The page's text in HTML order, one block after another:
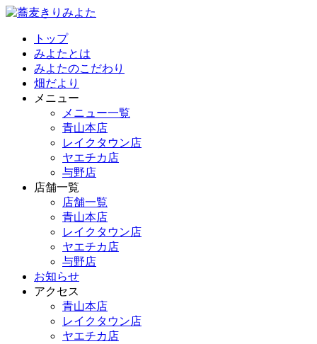
トップ
みよたとは
みよたのこだわり
畑だより
メニュー
メニュー一覧
青山本店
レイクタウン店
ヤエチカ店
与野店
店舗一覧
店舗一覧
青山本店
レイクタウン店
ヤエチカ店
与野店
お知らせ
アクセス
青山本店
レイクタウン店
ヤエチカ店